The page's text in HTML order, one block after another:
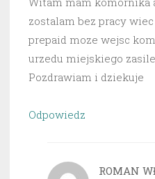
zostalam bez pracy
prepaid moze wejsc
urzedu miejskiego
Pozdrawiam i dziekuje
Odpowiedz
ROMAN